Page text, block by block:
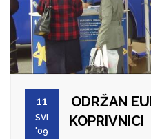
11
SVI
'09
ODRŽAN
KOPRIVNICI